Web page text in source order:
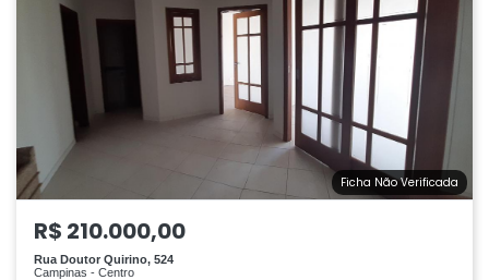
Ficha Não Verificada
R$ 210.000,00
Rua Doutor Quirino, 524
Campinas - Centro